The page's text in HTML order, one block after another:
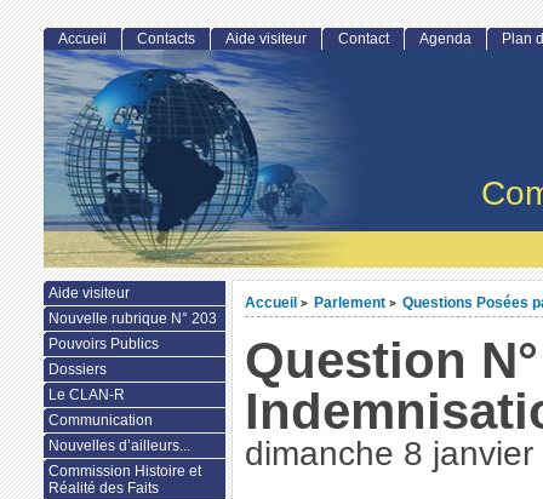
Accueil > Parlement > Questions Posées
Question
dimanche 8 janvier
Accueil Contacts Aide visiteur Contact Agenda Plan
Aide visiteur
Nouvelle rubrique N° 203
Pouvoirs Publics
Dossiers
Le CLAN-R
Communication
Nouvelles d’ailleurs...
Commission Histoire et
Réalité des Faits